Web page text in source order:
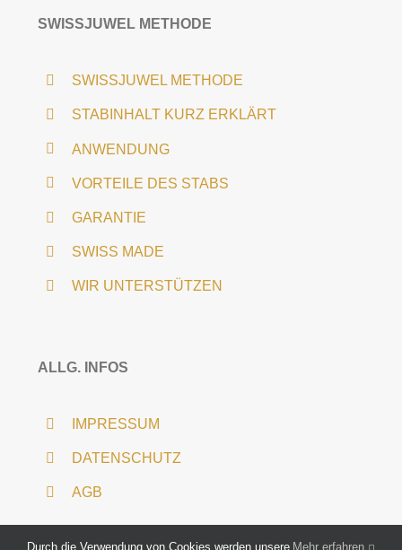
SWISSJUWEL METHODE
SWISSJUWEL METHODE
STABINHALT KURZ ERKLÄRT
ANWENDUNG
VORTEILE DES STABS
GARANTIE
SWISS MADE
WIR UNTERSTÜTZEN
ALLG. INFOS
IMPRESSUM
DATENSCHUTZ
AGB
Durch die Verwendung von Cookies werden unsere Mehr erfahren